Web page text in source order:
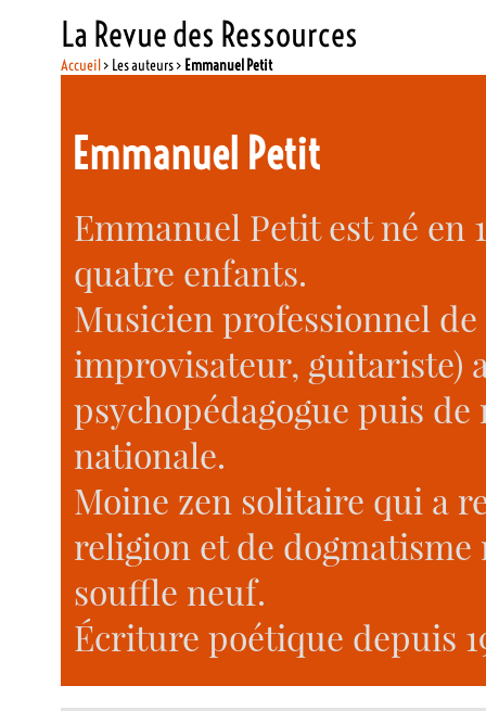
La Revue des Ressources
Accueil> Les auteurs > Emmanuel Petit
Emmanuel Petit
Emmanuel Petit est né en
quatre enfants.
Musicien professionnel de
improvisateur, guitariste)
psychopédagogue puis
nationale.
Moine zen solitaire qui a
religion et de dogmatisme
souffle neuf.
Écriture poétique depuis